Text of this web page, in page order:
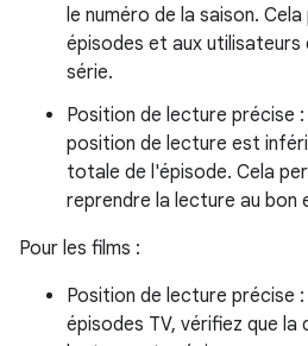
le numéro de la saison.
épisodes et aux utilisateurs
série.
Position de lecture précise
position de lecture est
totale de l'épisode. Cela
reprendre la lecture au bon
Pour les films :
Position de lecture précise
épisodes TV, vérifiez que la